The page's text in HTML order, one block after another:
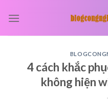
4 cách khắc
không hiện